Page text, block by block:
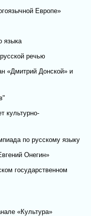
Европе»
языка
речью
«Дмитрий Донской» и
культурно-
по русскому языку
Онегин»
государственном
«Культура»